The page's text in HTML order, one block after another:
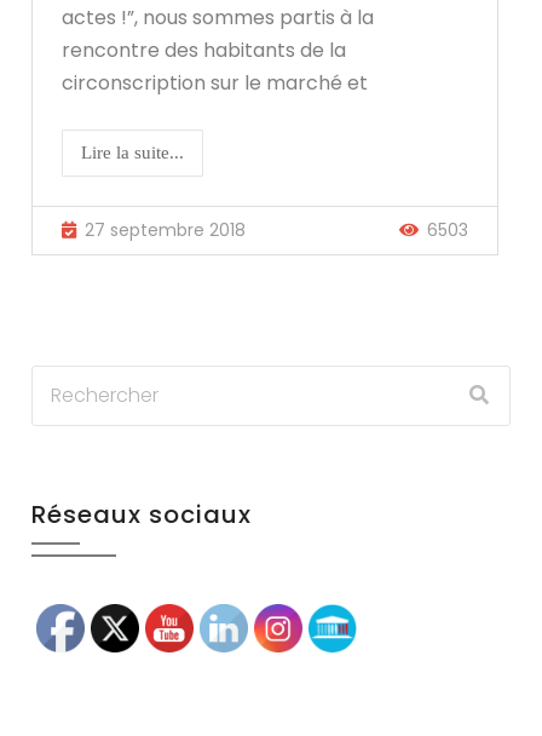
actes !”, nous sommes partis à la
rencontre des habitants de la
circonscription sur le marché et
Lire la suite...
27 septembre 2018 6503
Réseaux sociaux